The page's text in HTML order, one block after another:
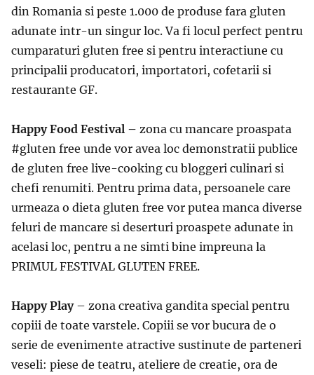
din Romania si peste 1.000 de produse fara gluten
adunate intr-un singur loc. Va fi locul perfect pentru
cumparaturi gluten free si pentru interactiune cu
principalii producatori, importatori, cofetarii si
restaurante GF.
Happy Food Festival – zona cu mancare proaspata
#gluten free unde vor avea loc demonstratii publice
de gluten free live-cooking cu bloggeri culinari si
chefi renumiti. Pentru prima data, persoanele care
urmeaza o dieta gluten free vor putea manca diverse
feluri de mancare si deserturi proaspete adunate in
acelasi loc, pentru a ne simti bine impreuna la
PRIMUL FESTIVAL GLUTEN FREE.
Happy Play– zona creativa gandita special pentru
copiii de toate varstele. Copiii se vor bucura de o
serie de evenimente atractive sustinute de parteneri
veseli: piese de teatru, ateliere de creatie, ora de